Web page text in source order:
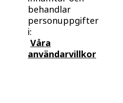
behandlar
personuppgifter
i:
Våra
användarvillkor